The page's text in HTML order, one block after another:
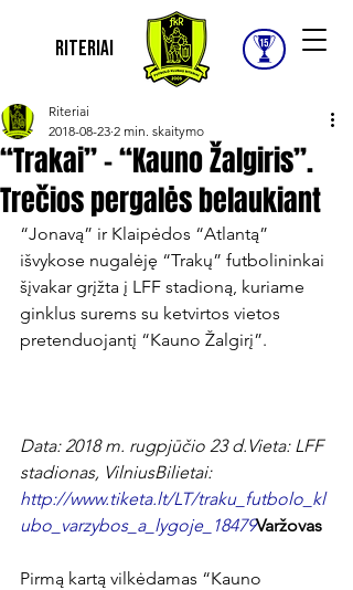
Riteriai
“Trakai” – “Kauno Žalgiris”.
Trečios pergalės belaukiant
Riteriai
2018-08-23 2 min. skaitymo
“Jonavą” ir Klaipėdos “Atlantą”
išvykose nugalėję “Trakų” futbolininkai
šįvakar grįžta į LFF stadioną, kuriame
ginklus surems su ketvirtos vietos
pretenduojantį “Kauno Žalgirį”.
Data: 2018 m. rugpjūčio 23 d.Vieta: LFF
stadionas, VilniusBilietai:
http://www.tiketa.lt/LT/traku_futbolo_kl
ubo_varzybos_a_lygoje_18479Varžovas
Pirmą kartą vilkėdamas “Kauno